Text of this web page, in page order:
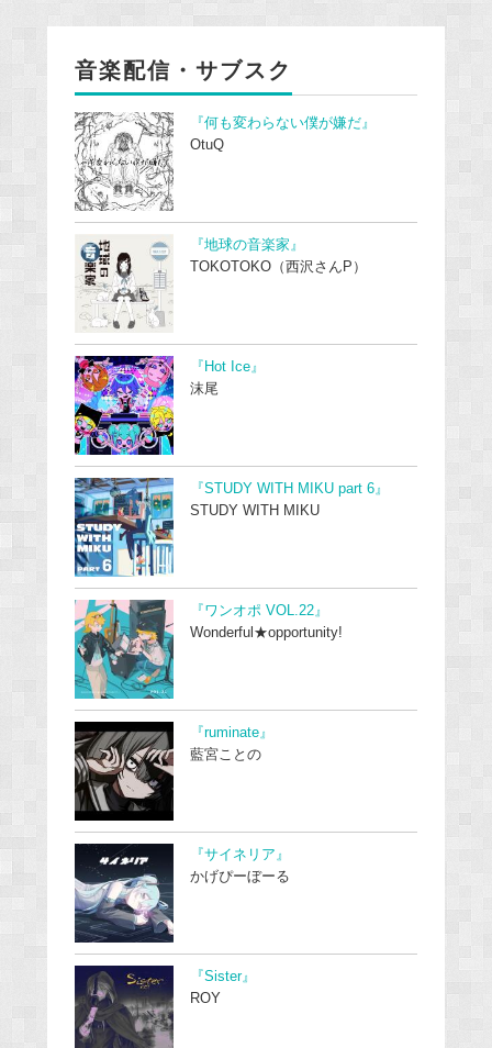
音楽配信・サブスク
『何も変わらない僕が嫌だ』
OtuQ
『地球の音楽家』
TOKOTOKO（西沢さんP）
『Hot Ice』
沫尾
『STUDY WITH MIKU part 6』
STUDY WITH MIKU
『ワンオポ VOL.22』
Wonderful★opportunity!
『ruminate』
藍宮ことの
『サイネリア』
かげぴーぼーる
『Sister』
ROY